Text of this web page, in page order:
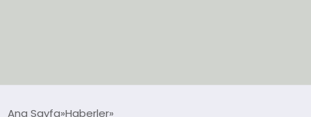
Ana Sayfa Haberler